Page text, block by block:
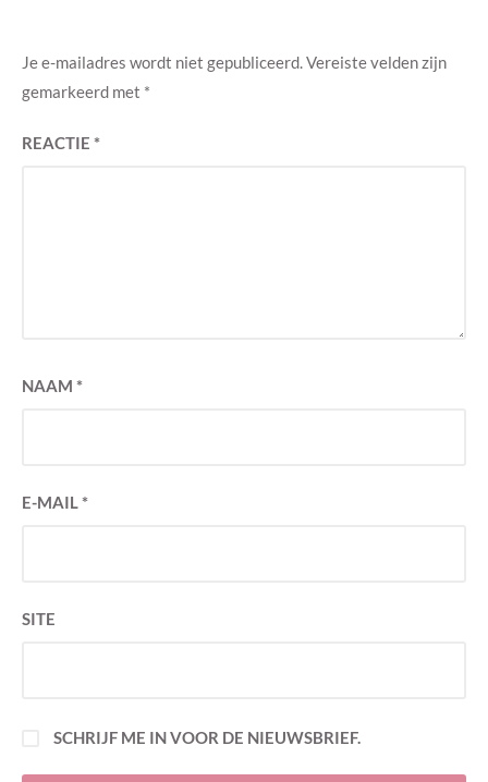
Je e-mailadres wordt niet gepubliceerd.Vereiste velden zijn
gemarkeerd met *
REACTIE *
NAAM *
E-MAIL*
SITE
SCHRIJF ME IN VOOR DE NIEUWSBRIEF.